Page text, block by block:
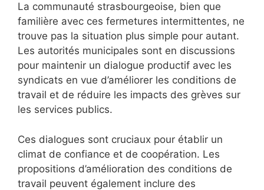
La communauté strasbourgeoise, bien que
familière avec ces fermetures intermittentes, ne
trouve pas la situation plus simple pour autant.
Les autorités municipales sont en discussions
pour maintenir un dialogue productif avec les
syndicats en vue d’améliorer les conditions de
travail et de réduire les impacts des grèves sur
les services publics.
Ces dialogues sont cruciaux pour établir un
climat de confiance et de coopération. Les
propositions d’amélioration des conditions de
travail peuvent également inclure des